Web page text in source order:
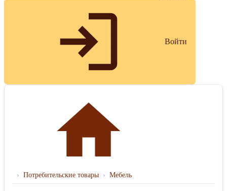
Войти
› Потребительские товары › Мебель